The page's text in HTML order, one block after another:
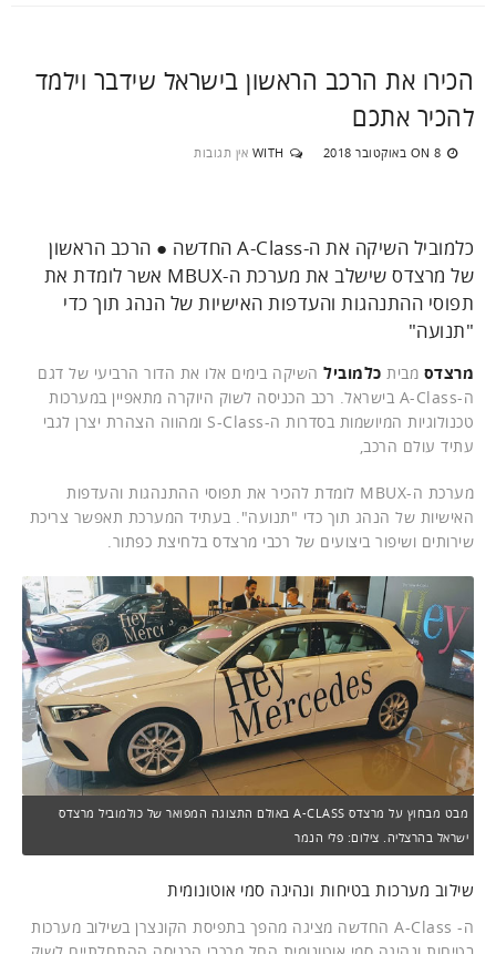
הכירו את הרכב הראשון בישראל שידבר וילמד
להכיר אתכם
ON 8 באוקטובר 2018 WITH אין תגובות
כלמוביל השיקה את ה-A-Class החדשה ● הרכב הראשון
של מרצדס שישלב את מערכת ה-MBUX אשר לומדת את
תפוסי ההתנהגות והעדפות האישיות של הנהג תוך כדי
"תנועה"
מרצדס מבית כלמוביל השיקה בימים אלו את הדור הרביעי של דגם
ה-A-Class בישראל. רכב הכניסה לשוק היוקרה מתאפיין במערכות
טכנולוגיות המיושמות בסדרות ה-S-Class ומהווה הצהרת יצרן לגבי
עתיד עולם הרכב,
מערכת ה-MBUX לומדת להכיר את תפוסי ההתנהגות והעדפות
האישיות של הנהג תוך כדי "תנועה". בעתיד המערכת תאפשר צריכת
שירותים ושיפור ביצועים של רכבי מרצדס בלחיצת כפתור.
מבט מבחוץ על מרצדס A-CLASS באולם התצוגה המפואר של כולמוביל מרצדס
ישראל בהרצליה. צילום: פלי הנמר
שילוב מערכות בטיחות ונהיגה סמי אוטונומית
ה- A-Class החדשה מציגה מהפך בתפיסת הקונצרן בשילוב מערכות